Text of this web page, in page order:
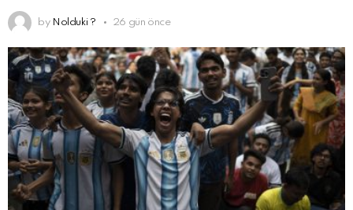
by Nolduki ? 26 gün önce